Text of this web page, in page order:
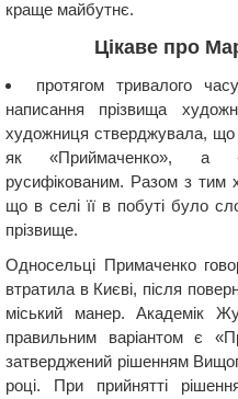
краще майбутнє.
Цікаве про
протягом тривалого
написання прізвища
художниця стверджувала, що
як «Приймаченко», а
русифікованим. Разом з тим
що в селі її в побуті було
прізвище.
Односельці Примаченко
втратила в Києві, після
міський манер. Академік
правильним варіантом є
затверджений рішенням
році. При прийнятті